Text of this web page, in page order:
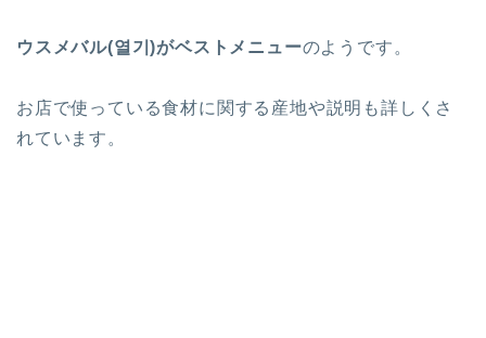
ウスメバル(열기)がベストメニューのようです。
お店で使っている食材に関する産地や説明も詳しくさ
れています。